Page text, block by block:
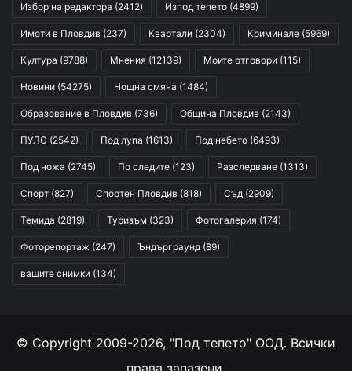
Избор на редактора (2412) Изпод тепето (4899)
Имоти в Пловдив (237) Квартали (2304) Криминале (5969)
Култура (9788) Мнения (12139) Моите отговори (115)
Новини (54275) Нощна смяна (1484)
Образование в Пловдив (736) Община Пловдив (2143)
ПУЛС (2542) Под лупа (1613) Под небето (6493)
Под ножа (2745) По следите (123) Разследване (1313)
Спорт (827) Спортен Пловдив (818) Съд (2909)
Темида (2819) Туризъм (323) Фотогалерия (174)
Фоторепортаж (247) Ъндърграунд (89)
вашите снимки (134)
© Copyright 2009-2026, "Под тепето" ООД. Всички